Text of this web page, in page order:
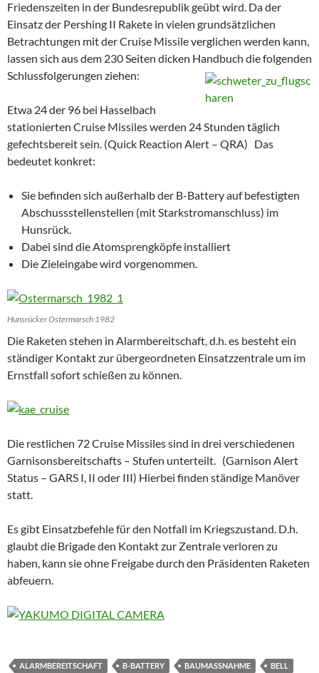
Friedenszeiten in der Bundesrepublik geübt wird. Da der
Einsatz der Pershing II Rakete in vielen grundsätzlichen
Betrachtungen mit der Cruise Missile verglichen werden kann,
lassen sich aus dem 230 Seiten dicken Handbuch die folgenden
Schlussfolgerungen ziehen:
Etwa 24 der 96 bei Hasselbach
stationierten Cruise Missiles werden 24 Stunden täglich
gefechtsbereit sein. (Quick Reaction Alert – QRA) Das
bedeutet konkret:
Sie befinden sich außerhalb der B-Battery auf befestigten
Abschussstellenstellen (mit Starkstromanschluss) im
Hunsrück.
Dabei sind die Atomsprengköpfe installiert
Die Zieleingabe wird vorgenommen.
Hunsrücker Ostermarsch 1982
Die Raketen stehen in Alarmbereitschaft, d.h. es besteht ein
ständiger Kontakt zur übergeordneten Einsatzzentrale um im
Ernstfall sofort schießen zu können.
Die restlichen 72 Cruise Missiles sind in drei verschiedenen
Garnisonsbereitschafts – Stufen unterteilt. (Garnison Alert
Status – GARS I, II oder III) Hierbei finden ständige Manöver
statt.
Es gibt Einsatzbefehle für den Notfall im Kriegszustand. D.h.
glaubt die Brigade den Kontakt zur Zentrale verloren zu
haben, kann sie ohne Freigabe durch den Präsidenten Raketen
abfeuern.
ALARMBEREITSCHAFT B-BATTERY BAUMASSNAHME
BELL